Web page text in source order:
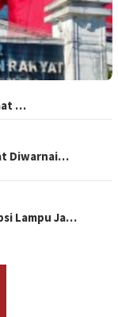
…
Diwarnai…
Lampu Ja…